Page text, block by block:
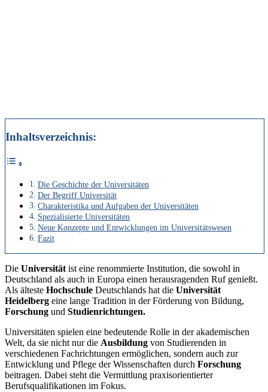
Inhaltsverzeichnis:
Die Geschichte der Universitäten
Der Begriff Universität
Charakteristika und Aufgaben der Universitäten
Spezialisierte Universitäten
Neue Konzepte und Entwicklungen im Universitätswesen
Fazit
Die Universität ist eine renommierte Institution, die sowohl in
Deutschland als auch in Europa einen herausragenden Ruf genießt.
Als älteste Hochschule Deutschlands hat die Universität
Heidelberg eine lange Tradition in der Förderung von Bildung,
Forschung und Studienrichtungen.
Universitäten spielen eine bedeutende Rolle in der akademischen
Welt, da sie nicht nur die Ausbildung von Studierenden in
verschiedenen Fachrichtungen ermöglichen, sondern auch zur
Entwicklung und Pflege der Wissenschaften durch Forschung
beitragen. Dabei steht die Vermittlung praxisorientierter
Berufsqualifikationen im Fokus.